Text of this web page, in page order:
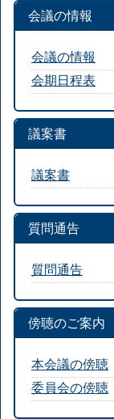
会議の情報
会議の情報
会期日程表
議案書
議案書
質問通告
質問通告
傍聴のご案内
本会議の傍聴
委員会の傍聴